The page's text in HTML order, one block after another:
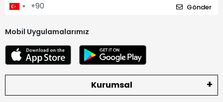
Gönder
Mobil Uygulamalarımız
Kurumsal